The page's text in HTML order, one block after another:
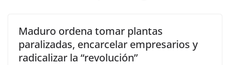
Maduro ordena tomar plantas
paralizadas, encarcelar empresarios y
radicalizar la “revolución”